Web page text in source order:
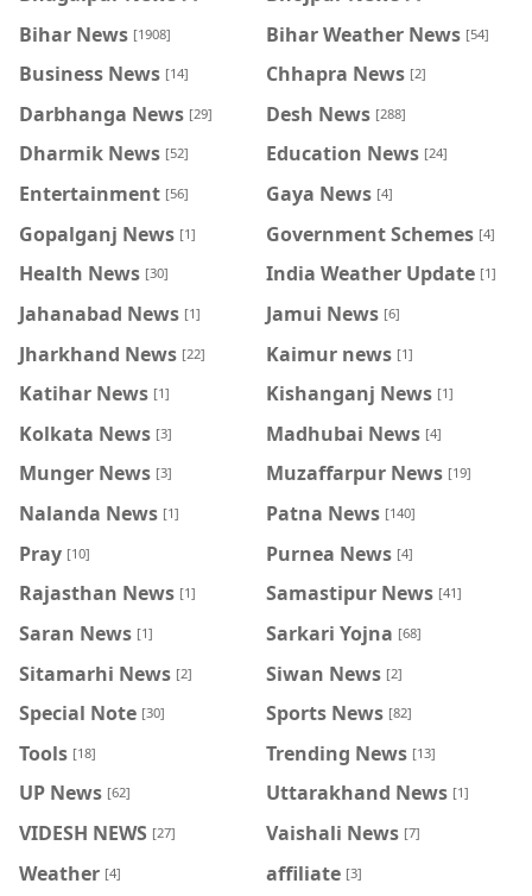
Bihar News [1908] Bihar Weather News [54]
Business News [14] Chhapra News [2]
Darbhanga News [29] Desh News [288]
Dharmik News [52] Education News [24]
Entertainment [56] Gaya News [4]
Gopalganj News [1] Government Schemes [4]
Health News [30] India Weather Update [1]
Jahanabad News [1] Jamui News [6]
Jharkhand News [22] Kaimur news [1]
Katihar News [1] Kishanganj News [1]
Kolkata News [3] Madhubai News [4]
Munger News [3] Muzaffarpur News [19]
Nalanda News [1] Patna News [140]
Pray [10] Purnea News [4]
Rajasthan News [1] Samastipur News [41]
Saran News [1] Sarkari Yojna [68]
Sitamarhi News [2] Siwan News [2]
Special Note [30] Sports News [82]
Tools [18] Trending News [13]
UP News [62] Uttarakhand News [1]
VIDESH NEWS [27] Vaishali News [7]
Weather [4] affiliate [3]